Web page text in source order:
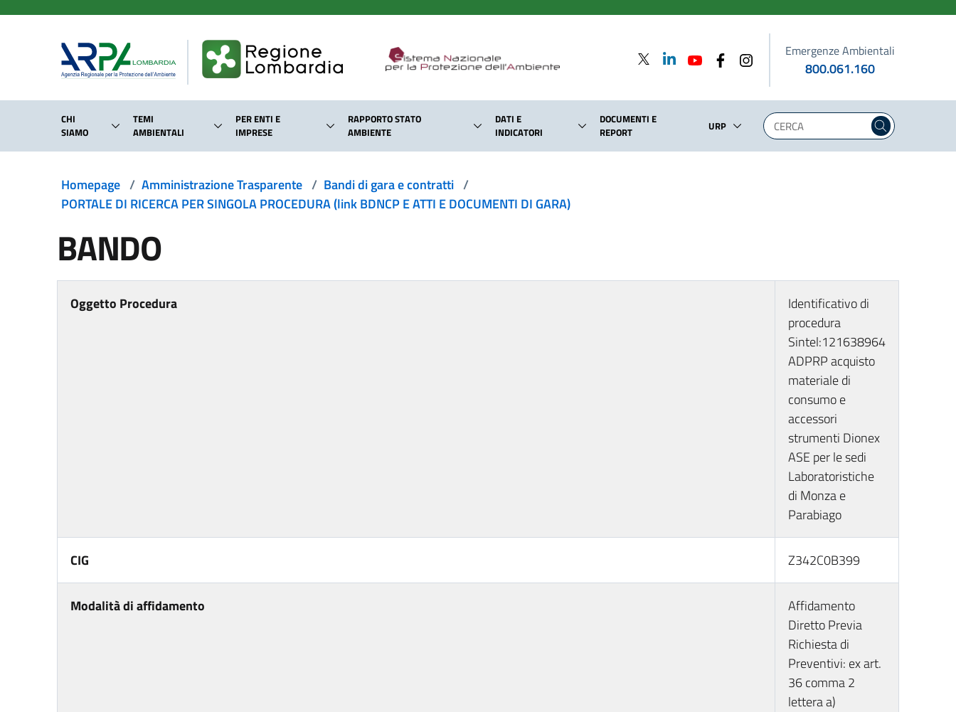
Emergenze Ambientali
800.061.160
CHI
SIAMO
TEMI
AMBIENTALI
PER ENTI E
IMPRESE
RAPPORTO STATO
AMBIENTE
DATI E
INDICATORI
DOCUMENTI E
REPORT
URP
Homepage / Amministrazione Trasparente / Bandi di gara e contratti /
PORTALE DI RICERCA PER SINGOLA PROCEDURA (link BDNCP E ATTI E DOCUMENTI DI GARA)
BANDO
Oggetto Procedura
Identificativo di
procedura
Sintel:121638964
ADPRP acquisto
materiale di
consumo e
accessori
strumenti Dionex
ASE per le sedi
Laboratoristiche
di Monza e
Parabiago
CIG Z342C0B399
Modalità di affidamento
Affidamento
Diretto Previa
Richiesta di
Preventivi: ex art.
36 comma 2
lettera a)